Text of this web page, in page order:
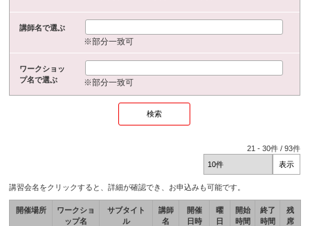
講師名で選ぶ
※部分一致可
ワークショッ
プ名で選ぶ
※部分一致可
21 -30件 /93件
講習会名をクリックすると、詳細が確認でき、お申込みも可能です。
開催場所
ワークショ
ップ名
サブタイト
ル
講師
名
開催
日時
曜
日
開始
時間
終了
時間
残
席